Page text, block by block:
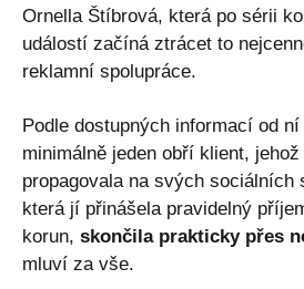
Ornella Štíbrová, která po sérii
událostí začíná ztrácet to
reklamní spolupráce.
Podle dostupných informací od
minimálně jeden obří klient,
propagovala na svých sociálních
která jí přinášela pravidelný
korun, skončila prakticky přes
mluví za vše.